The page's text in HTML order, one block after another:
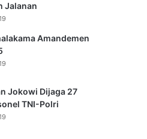
Jalanan
Amandemen
Jokowi Dijaga 27
TNI-Polri